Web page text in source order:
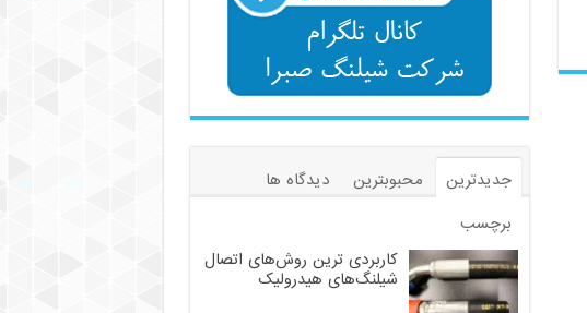
جدیدترین محبوبترین
دیدگاه ها
برچسب
کاربردی ترین روش‌های اتصال
شیلنگ‌های هیدرولیک